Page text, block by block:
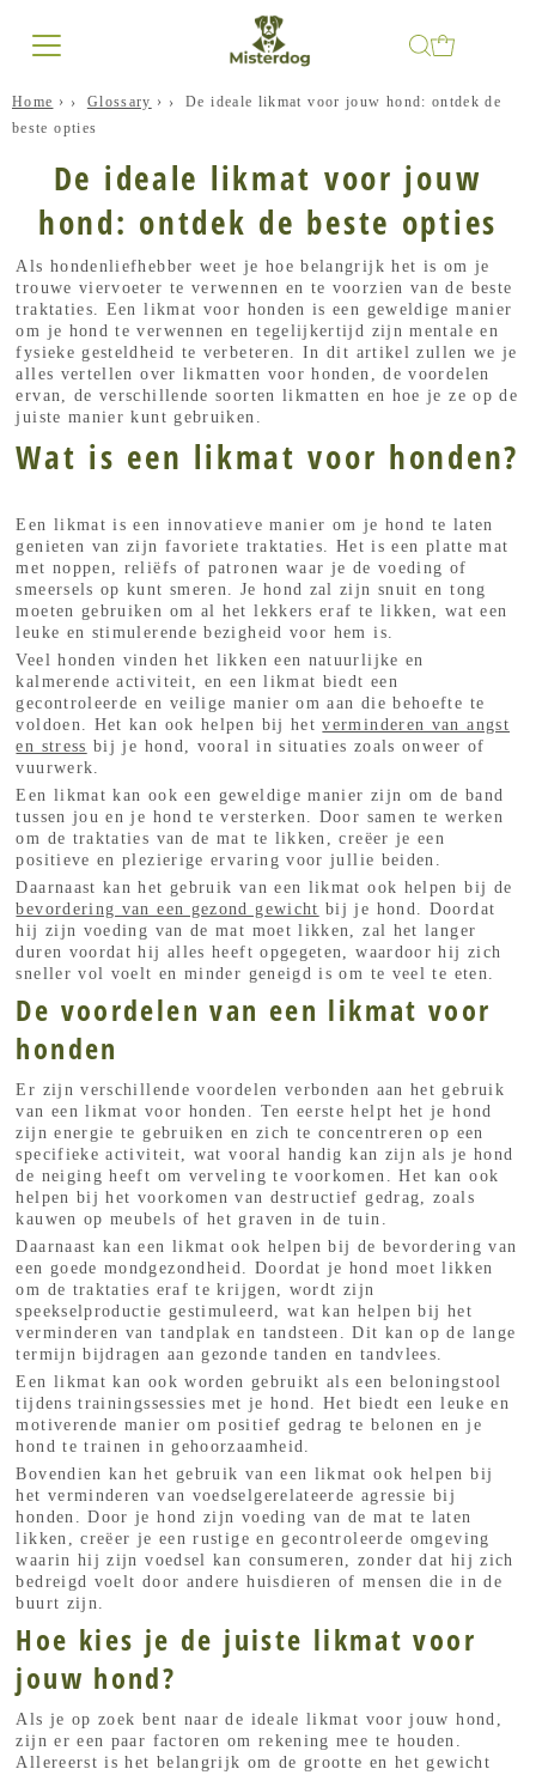
Home › Glossary ›
De ideale likmat voor jouw hond: ontdek de
beste opties
De ideale likmat voor jouw
hond: ontdek de beste opties
Als hondenliefhebber weet je hoe belangrijk het is om je
trouwe viervoeter te verwennen en te voorzien van de beste
traktaties. Een likmat voor honden is een geweldige manier
om je hond te verwennen en tegelijkertijd zijn mentale en
fysieke gesteldheid te verbeteren. In dit artikel zullen we je
alles vertellen over likmatten voor honden, de voordelen
ervan, de verschillende soorten likmatten en hoe je ze op de
juiste manier kunt gebruiken.
Wat is een likmat voor honden?
Een likmat is een innovatieve manier om je hond te laten
genieten van zijn favoriete traktaties. Het is een platte mat
met noppen, reliëfs of patronen waar je de voeding of
smeersels op kunt smeren. Je hond zal zijn snuit en tong
moeten gebruiken om al het lekkers eraf te likken, wat een
leuke en stimulerende bezigheid voor hem is.
Veel honden vinden het likken een natuurlijke en
kalmerende activiteit, en een likmat biedt een
gecontroleerde en veilige manier om aan die behoefte te
voldoen. Het kan ook helpen bij hetverminderen van angst
en stress bij je hond, vooral in situaties zoals onweer of
vuurwerk.
Een likmat kan ook een geweldige manier zijn om de band
tussen jou en je hond te versterken. Door samen te werken
om de traktaties van de mat te likken, creëer je een
positieve en plezierige ervaring voor jullie beiden.
Daarnaast kan het gebruik van een likmat ook helpen bij de
bevordering van een gezond gewicht bij je hond. Doordat
hij zijn voeding van de mat moet likken, zal het langer
duren voordat hij alles heeft opgegeten, waardoor hij zich
sneller vol voelt en minder geneigd is om te veel te eten.
De voordelen van een likmat voor
honden
Er zijn verschillende voordelen verbonden aan het gebruik
van een likmat voor honden. Ten eerste helpt het je hond
zijn energie te gebruiken en zich te concentreren op een
specifieke activiteit, wat vooral handig kan zijn als je hond
de neiging heeft om verveling te voorkomen. Het kan ook
helpen bij het voorkomen van destructief gedrag, zoals
kauwen op meubels of het graven in de tuin.
Daarnaast kan een likmat ook helpen bij de bevordering van
een goede mondgezondheid. Doordat je hond moet likken
om de traktaties eraf te krijgen, wordt zijn
speekselproductie gestimuleerd, wat kan helpen bij het
verminderen van tandplak en tandsteen. Dit kan op de lange
termijn bijdragen aan gezonde tanden en tandvlees.
Een likmat kan ook worden gebruikt als een beloningstool
tijdens trainingssessies met je hond. Het biedt een leuke en
motiverende manier om positief gedrag te belonen en je
hond te trainen in gehoorzaamheid.
Bovendien kan het gebruik van een likmat ook helpen bij
het verminderen van voedselgerelateerde agressie bij
honden. Door je hond zijn voeding van de mat te laten
likken, creëer je een rustige en gecontroleerde omgeving
waarin hij zijn voedsel kan consumeren, zonder dat hij zich
bedreigd voelt door andere huisdieren of mensen die in de
buurt zijn.
Hoe kies je de juiste likmat voor
jouw hond?
Als je op zoek bent naar de ideale likmat voor jouw hond,
zijn er een paar factoren om rekening mee te houden.
Allereerst is het belangrijk om de grootte en het gewicht